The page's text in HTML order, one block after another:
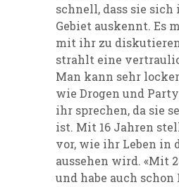
schnell, dass sie
Gebiet auskennt. Es
mit ihr zu
strahlt eine
Man kann sehr
wie Drogen und
ihr sprechen, da sie
ist. Mit 16 Jahren
vor, wie ihr Leben in
aussehen wird. «Mit
und habe auch